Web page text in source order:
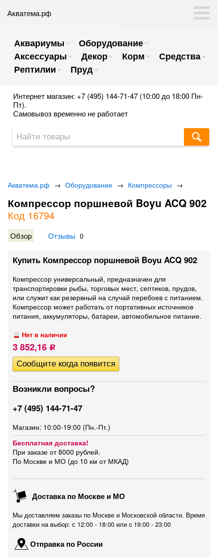
Акватема.рф
Аквариумы
Оборудование
Аксессуары
Декор Корм
Средства
Рептилии
Пруд
Интернет магазин: +7 (495) 144-71-47 (10:00 до 18:00 Пн-
Пт).
Самовывоз временно не работает
Акватема.рф → Оборудование → Компрессоры →
Компрессор поршневой Boyu ACQ 902
Код 16794
Обзор Отзывы 0
Купить Компрессор поршневой Boyu ACQ 902
Компрессор универсальный, предназначен для
транспортировки рыбы, торговых мест, септиков, прудов,
или служит как резервный на случай перебоев с питанием.
Компрессор может работать от портативных источников
питания, аккумуляторы, батареи, автомобильное питание.
Нет в наличии
3 852,16 Р
Возникли вопросы?
+7 (495) 144-71-47
Магазин: 10:00-19:00 (Пн.-Пт.)
Бесплатная доставка!
При заказе от 8000 рублей.
По Москве и МО (до 10 км от МКАД)
Доставка по Москве и МО
Мы доставляем заказы по Москве и Московской области. Время
доставки на выбор: с 12:00 - 18:00 или c 19:00 - 23:00
Отправка по России